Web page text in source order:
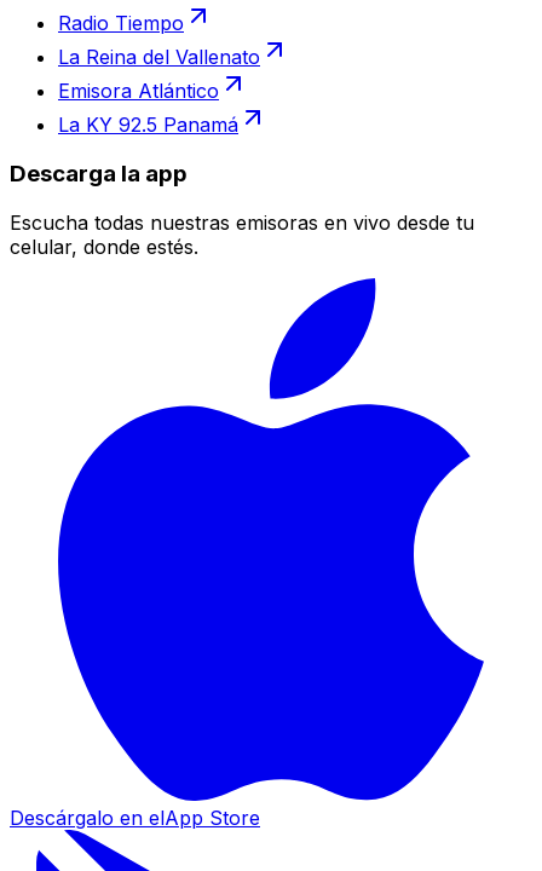
Radio Tiempo
La Reina del Vallenato
Emisora Atlántico
La KY 92.5 Panamá
Descarga la app
Escucha todas nuestras emisoras en vivo desde tu
celular, donde estés.
Descárgalo en elApp Store